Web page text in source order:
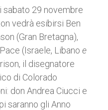
sabato 29 novembre
vedrà esibirsi Ben
(Gran Bretagna),
(Israele, Libano e
il disegnatore
di Colorado
don Andrea Ciucci e
saranno gli Anno